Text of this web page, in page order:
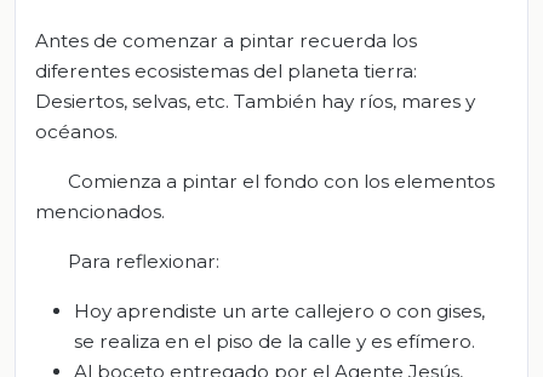
Antes de comenzar a pintar recuerda los
diferentes ecosistemas del planeta tierra:
Desiertos, selvas, etc. También hay ríos, mares y
océanos.
Comienza a pintar el fondo con los elementos
mencionados.
Para reflexionar:
Hoy aprendiste un arte callejero o con gises,
se realiza en el piso de la calle y es efímero.
Al boceto entregado por el Agente Jesús,